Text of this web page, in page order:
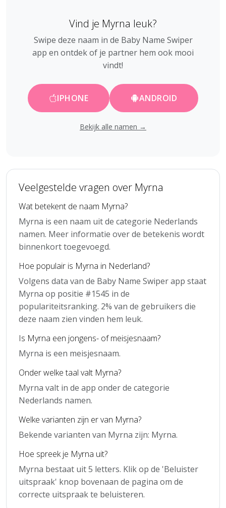
Vind je Myrna leuk?
Swipe deze naam in de Baby Name Swiper
app en ontdek of je partner hem ook mooi
vindt!
IPHONE ANDROID
Bekijk alle namen →
Veelgestelde vragen over Myrna
Wat betekent de naam Myrna?
Myrna is een naam uit de categorie Nederlands
namen. Meer informatie over de betekenis wordt
binnenkort toegevoegd.
Hoe populair is Myrna in Nederland?
Volgens data van de Baby Name Swiper app staat
Myrna op positie #1545 in de
populariteitsranking. 2% van de gebruikers die
deze naam zien vinden hem leuk.
Is Myrna een jongens- of meisjesnaam?
Myrna is een meisjesnaam.
Onder welke taal valt Myrna?
Myrna valt in de app onder de categorie
Nederlands namen.
Welke varianten zijn er van Myrna?
Bekende varianten van Myrna zijn: Myrna.
Hoe spreek je Myrna uit?
Myrna bestaat uit 5 letters. Klik op de 'Beluister
uitspraak' knop bovenaan de pagina om de
correcte uitspraak te beluisteren.